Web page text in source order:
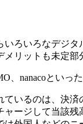
ろいろなデジ
リットも未定部
、nanacoとい
いるのは、決
ージして当該